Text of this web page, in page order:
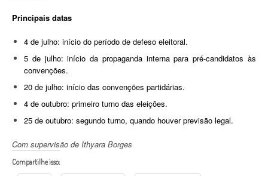
Principais datas
4 de julho: início do período de defeso eleitoral.
5 de julho: início da propaganda interna para pré-candidatos às
convenções.
20 de julho: início das convenções partidárias.
4 de outubro: primeiro turno das eleições.
25 de outubro: segundo turno, quando houver previsão legal.
Com supervisão de Ithyara Borges
Compartilhe isso: